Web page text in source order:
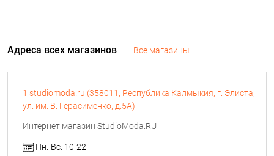
Адреса всех магазинов Все магазины
1 studiomoda.ru (358011, Республика Калмыкия, г. Элиста,
ул. им. В. Герасименко, д.5А)
Интернет магазин StudioModa.RU
Пн.-Вc. 10-22